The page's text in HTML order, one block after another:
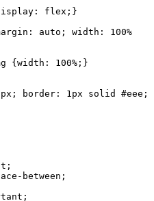
flex;}
auto; width: 100%
100%;}
border: 1px solid #eee;